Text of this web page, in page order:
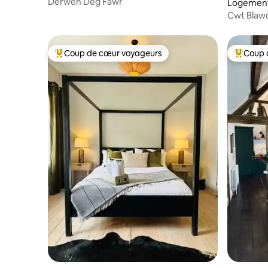
Cwt
Coups de cœur voyageurs les plus appréciés
Coup de cœur voyageurs Coups
Coup